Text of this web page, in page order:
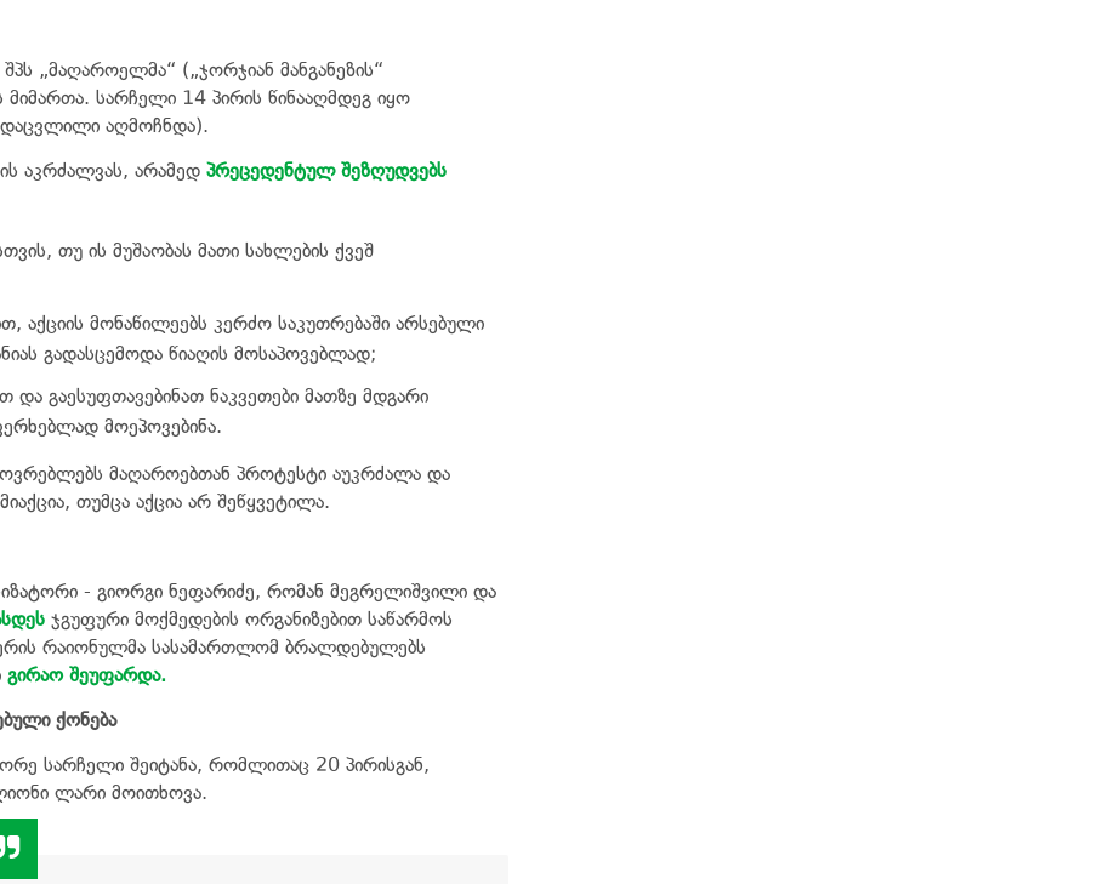
„მაღაროელმა“ („ჯორჯიან მანგანეზის“
სარჩელი 14 პირის წინააღმდეგ იყო
აღმოჩნდა).
აკრძალვას, არამედ პრეცედენტულ შეზღუდვებს
თუ ის მუშაობას მათი სახლების ქვეშ
აქციის მონაწილეებს კერძო საკუთრებაში არსებული
გადასცემოდა წიაღის მოსაპოვებლად;
და გაესუფთავებინათ ნაკვეთები მათზე მდგარი
მოეპოვებინა.
მაღაროებთან პროტესტი აუკრძალა და
თუმცა აქცია არ შეწყვეტილა.
- გიორგი ნეფარიძე, რომან მეგრელიშვილი და
ჯგუფური მოქმედების ორგანიზებით საწარმოს
რაიონულმა სასამართლომ ბრალდებულებს
გირაო შეუფარდა.
ქონება
სარჩელი შეიტანა, რომლითაც 20 პირისგან,
ლარი მოითხოვა.